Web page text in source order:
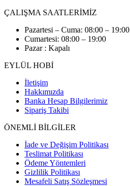
ÇALIŞMA SAATLERİMİZ
Pazartesi – Cuma: 08:00 – 19:00
Cumartesi: 08:00 – 19:00
Pazar : Kapalı
EYLÜL HOBİ
İletişim
Hakkımızda
Banka Hesap Bilgilerimiz
Sipariş Takibi
ÖNEMLİ BİLGİLER
İade ve Değişim Politikası
Teslimat Politikası
Ödeme Yöntemleri
Gizlilik Politikası
Mesafeli Satış Sözleşmesi